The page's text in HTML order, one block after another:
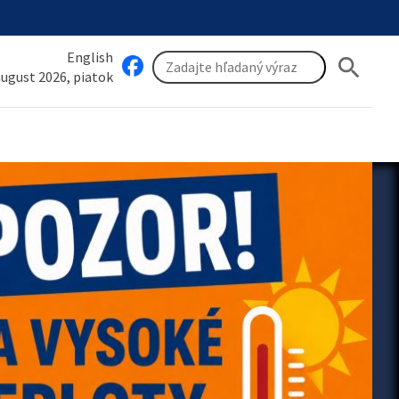
English
2026, piatok
search